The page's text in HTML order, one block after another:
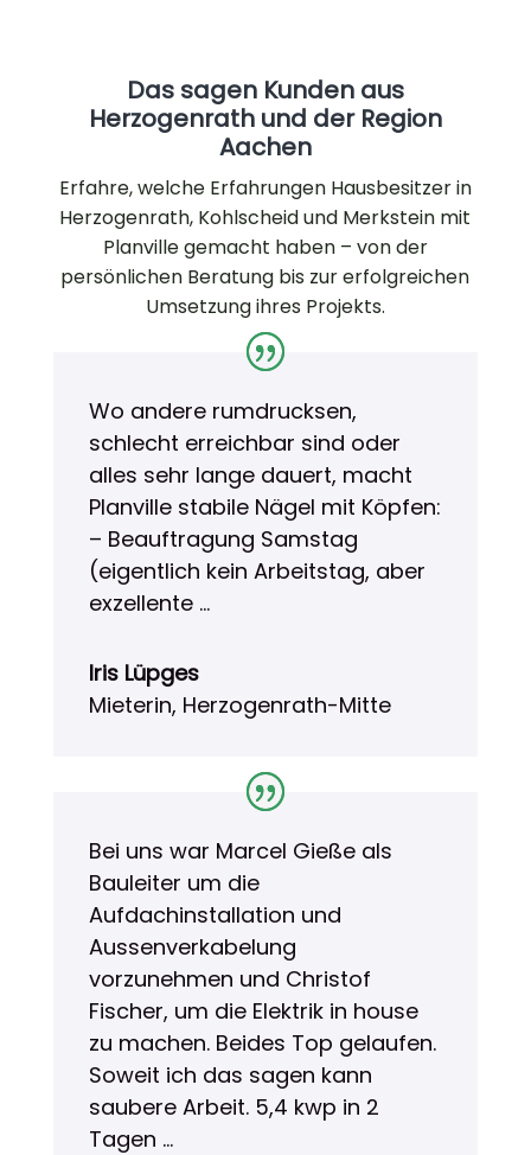
Das sagen Kunden aus
Herzogenrath und der Region
Aachen
Erfahre, welche Erfahrungen Hausbesitzer in
Herzogenrath, Kohlscheid und Merkstein mit
Planville gemacht haben – von der
persönlichen Beratung bis zur erfolgreichen
Umsetzung ihres Projekts.
Wo andere rumdrucksen,
schlecht erreichbar sind oder
alles sehr lange dauert, macht
Planville stabile Nägel mit Köpfen:
– Beauftragung Samstag
(eigentlich kein Arbeitstag, aber
exzellente …
Iris Lüpges
Mieterin, Herzogenrath-Mitte
Bei uns war Marcel Gieße als
Bauleiter um die
Aufdachinstallation und
Aussenverkabelung
vorzunehmen und Christof
Fischer, um die Elektrik in house
zu machen. Beides Top gelaufen.
Soweit ich das sagen kann
saubere Arbeit. 5,4 kwp in 2
Tagen …